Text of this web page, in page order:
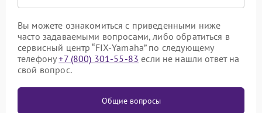
Вы можете ознакомиться с приведенными ниже
часто задаваемыми вопросами, либо обратиться в
сервисный центр “FIX-Yamaha” по следующему
телефону+7 (800) 301-55-83 если не нашли ответ на
свой вопрос.
Общие вопросы